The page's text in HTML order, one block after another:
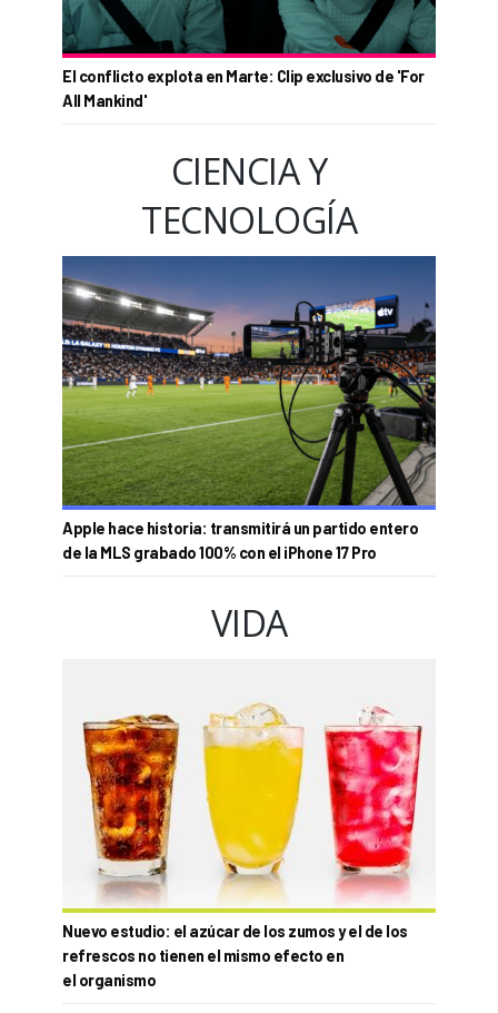
El conflicto explota en Marte: Clip exclusivo de 'For
All Mankind'
CIENCIA Y
TECNOLOGÍA
Apple hace historia: transmitirá un partido entero
de la MLS grabado 100% con el iPhone 17 Pro
VIDA
Nuevo estudio: el azúcar de los zumos y el de los
refrescos no tienen el mismo efecto en
el organismo